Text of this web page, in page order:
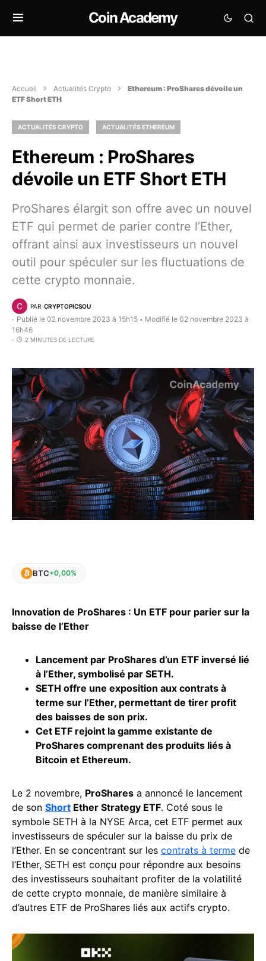
Coin Academy
Accueil Actualités Crypto
Ethereum : ProShares dévoile un
ETF Short ETH
ACTUALITÉS CRYPTO ACTUALITÉS ETHEREUM
Ethereum : ProShares
dévoile un ETF Short ETH
ProShares élargit son offre avec un nouvel
ETF qui permet de parier contre l’Ether,
offrant ainsi aux investisseurs un nouvel
outil pour spéculer sur les fluctuations de
cette crypto monnaie.
PAR CRYPTOPICSOU
Publié le 02 novembre 2023 à 15h15 • Modifié le 02 novembre 2023 à
16h46
2 MINUTES DE LECTURE
BTC+0,00%
Innovation de ProShares : Un ETF pour parier sur la
baisse de l’Ether
Lancement par ProShares d’un ETF inversé lié
à l’Ether, symbolisé par SETH.
SETH offre une exposition aux contrats à
terme sur l’Ether, permettant de tirer profit
des baisses de son prix.
Cet ETF rejoint la gamme existante de
ProShares comprenant des produits liés à
Bitcoin et Ethereum.
Le 2 novembre, ProShares a annoncé le lancement
de son Short Ether Strategy ETF. Coté sous le
symbole SETH à la NYSE Arca, cet ETF permet aux
investisseurs de spéculer sur la baisse du prix de
l’Ether. En se concentrant sur les contrats à terme de
l’Ether, SETH est conçu pour répondre aux besoins
des investisseurs souhaitant profiter de la volatilité
de cette crypto monnaie, de manière similaire à
d’autres ETF de ProShares liés aux actifs crypto.